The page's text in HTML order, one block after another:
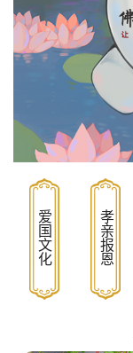
爱国文化 孝亲报恩